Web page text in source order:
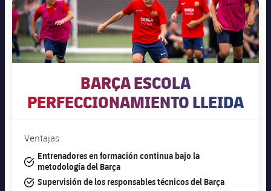
BARÇA ESCOLA
PERFECCIONAMIENTO LLEIDA
Ventajas
#tick
Entrenadores en formación continua bajo la
metodología del Barça
#tick
Supervisión de los responsables técnicos del Barça